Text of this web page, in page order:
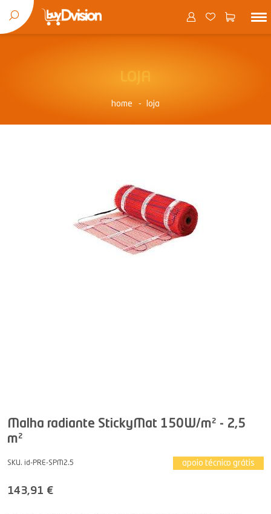
home loja
Malha radiante StickyMat 150W/m² - 2,5
m²
SKU. id-PRE-SPM2.5 apoio técnico grátis
143,91 €